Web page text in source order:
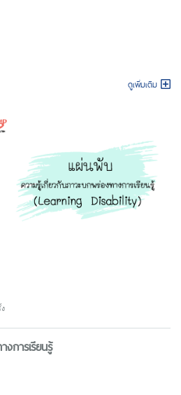
ดูเพิ่มเติม
การเรียนรู้